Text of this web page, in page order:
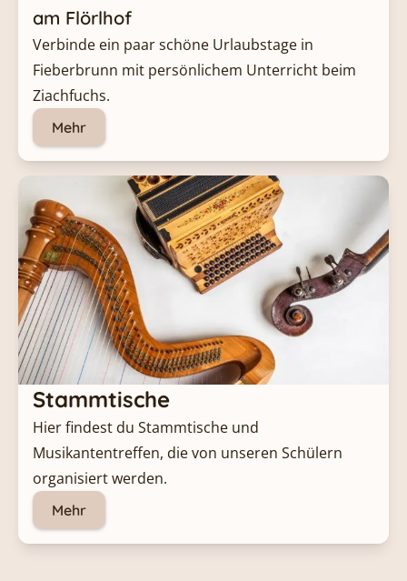
am Flörlhof
Verbinde ein paar schöne Urlaubstage in
Fieberbrunn mit persönlichem Unterricht beim
Ziachfuchs.
Mehr
Stammtische
Hier findest du Stammtische und
Musikantentreffen, die von unseren Schülern
organisiert werden.
Mehr